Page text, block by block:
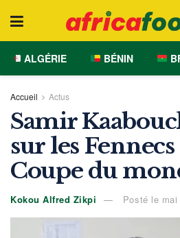
ALGÉRIE BÉNIN
Accueil Actus
Samir
sur les Fennecs
Coupe du
Kokou Alfred Zikpi Posté le mai